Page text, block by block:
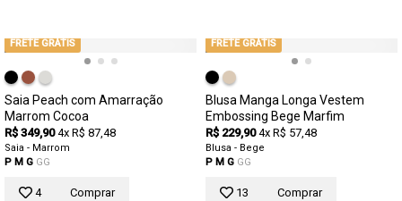
FRETE GRÁTIS
Saia Peach com Amarração
Marrom Cocoa
R$ 349,90 4x R$ 87,48
Saia - Marrom
P M G GG
4 Comprar
FRETE GRÁTIS
Blusa Manga Longa Vestem
Embossing Bege Marfim
R$ 229,90 4x R$ 57,48
Blusa - Bege
P M G GG
13 Comprar